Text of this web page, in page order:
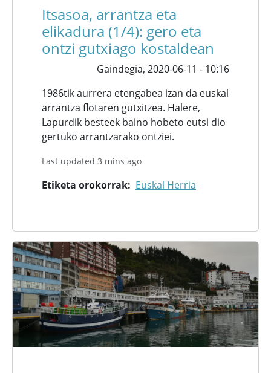
Itsasoa, arrantza eta
elikadura (1/4): gero eta
ontzi gutxiago kostaldean
Gaindegia, 2020-06-11 - 10:16
1986tik aurrera etengabea izan da euskal
arrantza flotaren gutxitzea. Halere,
Lapurdik besteek baino hobeto eutsi dio
gertuko arrantzarako ontziei.
Last updated 3 mins ago
Etiketa orokorrak Euskal Herria